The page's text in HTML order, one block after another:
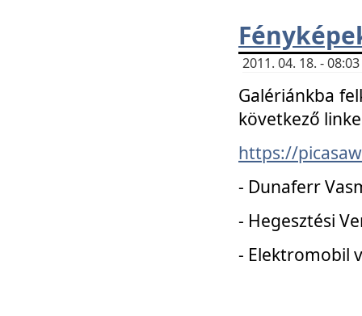
2011. 04. 18. -
Galériánkba
következő
https://
- Dunaferr
- Hegesztési
- Elektromobil